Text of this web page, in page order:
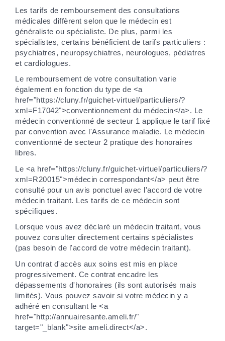
Les tarifs de remboursement des consultations
médicales diffèrent selon que le médecin est
généraliste ou spécialiste. De plus, parmi les
spécialistes, certains bénéficient de tarifs particuliers :
psychiatres, neuropsychiatres, neurologues, pédiatres
et cardiologues.
Le remboursement de votre consultation varie
également en fonction du type de <a
href="https://cluny.fr/guichet-virtuel/particuliers/?
xml=F17042">conventionnement du médecin</a>. Le
médecin conventionné de secteur 1 applique le tarif fixé
par convention avec l'Assurance maladie. Le médecin
conventionné de secteur 2 pratique des honoraires
libres.
Le <a href="https://cluny.fr/guichet-virtuel/particuliers/?
xml=R20015">médecin correspondant</a> peut être
consulté pour un avis ponctuel avec l'accord de votre
médecin traitant. Les tarifs de ce médecin sont
spécifiques.
Lorsque vous avez déclaré un médecin traitant, vous
pouvez consulter directement certains spécialistes
(pas besoin de l'accord de votre médecin traitant).
Un contrat d'accès aux soins est mis en place
progressivement. Ce contrat encadre les
dépassements d'honoraires (ils sont autorisés mais
limités). Vous pouvez savoir si votre médecin y a
adhéré en consultant le <a
href="http://annuairesante.ameli.fr/"
target="_blank">site ameli.direct</a>.